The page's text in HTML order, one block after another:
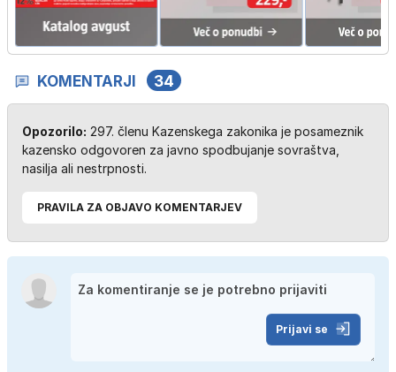
KOMENTARJI 34
Opozorilo: 297. členu Kazenskega zakonika je posameznik
kazensko odgovoren za javno spodbujanje sovraštva,
nasilja ali nestrpnosti.
PRAVILA ZA OBJAVO KOMENTARJEV
Prijavi se